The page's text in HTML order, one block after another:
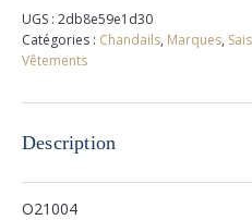
UGS : 2db8e59e1d30
Catégories : Chandails, Marques,
Vêtements
Description
O21004